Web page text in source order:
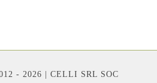
- 2026 | CELLI SRL SOC